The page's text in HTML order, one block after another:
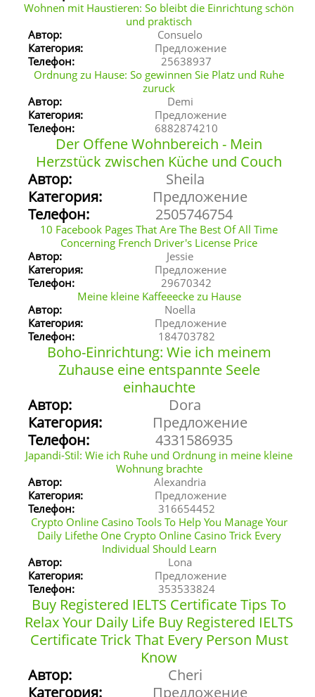
Wohnen mit Haustieren: So bleibt die Einrichtung schön
und praktisch
Автор:
Consuelo
Категория:
Предложение
Телефон:
25638937
Ordnung zu Hause: So gewinnen Sie Platz und Ruhe
zuruck
Автор:
Demi
Категория:
Предложение
Телефон:
6882874210
Der Offene Wohnbereich - Mein
Herzstück zwischen Küche und Couch
Автор:
Sheila
Категория:
Предложение
Телефон:
2505746754
10 Facebook Pages That Are The Best Of All Time
Concerning French Driver's License Price
Автор:
Jessie
Категория:
Предложение
Телефон:
29670342
Meine kleine Kaffeeecke zu Hause
Автор:
Noella
Категория:
Предложение
Телефон:
184703782
Boho-Einrichtung: Wie ich meinem
Zuhause eine entspannte Seele
einhauchte
Автор:
Dora
Категория:
Предложение
Телефон:
4331586935
Japandi-Stil: Wie ich Ruhe und Ordnung in meine kleine
Wohnung brachte
Автор:
Alexandria
Категория:
Предложение
Телефон:
316654452
Crypto Online Casino Tools To Help You Manage Your
Daily Lifethe One Crypto Online Casino Trick Every
Individual Should Learn
Автор:
Lona
Категория:
Предложение
Телефон:
353533824
Buy Registered IELTS Certificate Tips To
Relax Your Daily Life Buy Registered IELTS
Certificate Trick That Every Person Must
Know
Автор:
Cheri
Категория:
Предложение